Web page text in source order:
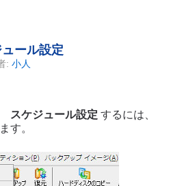
ール設定
: 小人
スケジュール設定 するには、
す。